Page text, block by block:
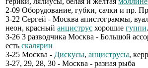
2-09 Оборудование, губки, сачки и пр.
3-22 Сергей - Москва апистограммы,
неон, красный анциструс хорошие гуппи.
3-26 3 разводчика Москва - Большой
есть скалярии
3-25 Москва - Дискусы, анциструсы,
3-27, 29, 28, 30 - Москва - разная рыба